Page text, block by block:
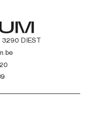
DIEST